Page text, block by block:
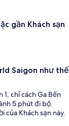
gần Khách sạn
Saigon như thế
chỉ cách Ga Bến
5 phút đi bộ.
của Khách sạn này.